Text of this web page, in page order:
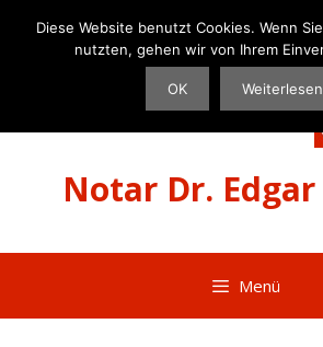
Inhalt
Notar Dr. Edgar
Menü
Diese Website benutzt Cookies. Wenn
nutzten, gehen wir von Ihrem
OK Weiterlesen